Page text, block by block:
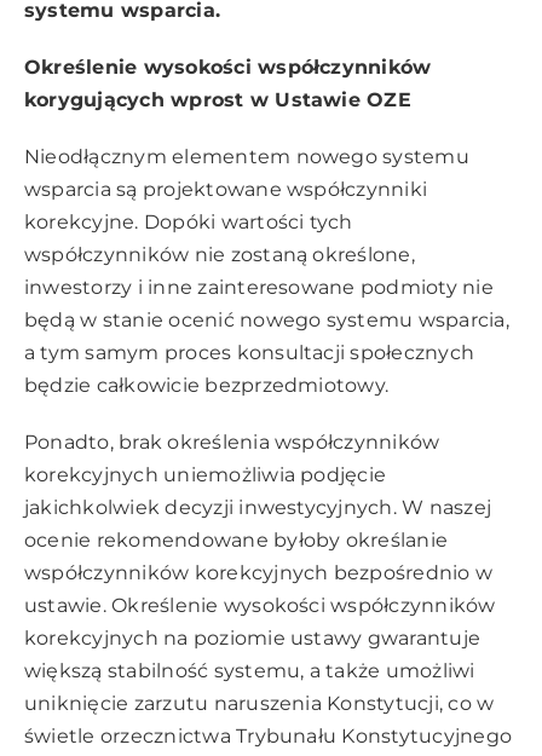
systemu wsparcia.
Określenie wysokości współczynników
korygujących wprost w Ustawie OZE
Nieodłącznym elementem nowego systemu
wsparcia są projektowane współczynniki
korekcyjne. Dopóki wartości tych
współczynników nie zostaną określone,
inwestorzy i inne zainteresowane podmioty nie
będą w stanie ocenić nowego systemu wsparcia,
a tym samym proces konsultacji społecznych
będzie całkowicie bezprzedmiotowy.
Ponadto, brak określenia współczynników
korekcyjnych uniemożliwia podjęcie
jakichkolwiek decyzji inwestycyjnych. W naszej
ocenie rekomendowane byłoby określanie
współczynników korekcyjnych bezpośrednio w
ustawie. Określenie wysokości współczynników
korekcyjnych na poziomie ustawy gwarantuje
większą stabilność systemu, a także umożliwi
uniknięcie zarzutu naruszenia Konstytucji, co w
świetle orzecznictwa Trybunału Konstytucyjnego